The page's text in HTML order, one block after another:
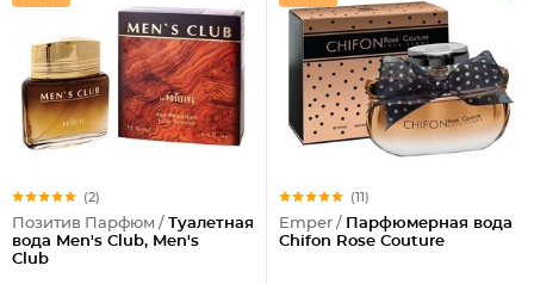
(2)
Позитив Парфюм / Туалетная
вода Men's Club, Men's
Club
(11)
Emper / Парфюмерная вода
Chifon Rose Couture